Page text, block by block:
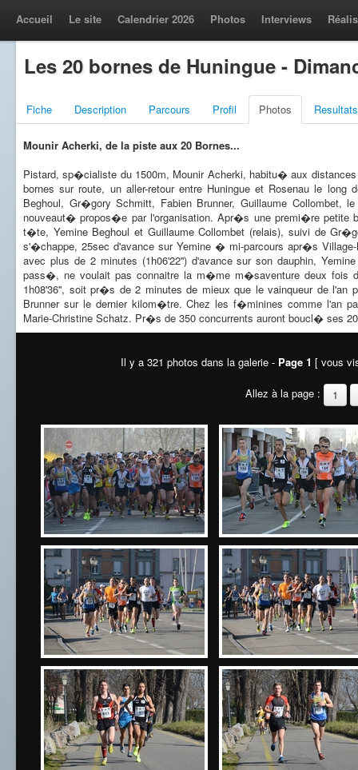
Accueil Le site Calendrier 2026 Photos Interviews
Les 20 bornes de Huningue -
Fiche Description Parcours Profil Photos Resultats
Mounir Acherki, de la piste aux 20 Bornes...
Pistard, sp�cialiste du 1500m, Mounir Acherki, habitu� aux
bornes sur route, un aller-retour entre Huningue et Rosenau le
Beghoul, Gr�gory Schmitt, Fabien Brunner, Guillaume
nouveaut� propos�e par l'organisation. Apr�s une premi�re petite
t�te, Yemine Beghoul et Guillaume Collombet (relais), suivi de
s'�chappe, 25sec d'avance sur Yemine � mi-parcours apr�s
avec plus de 2 minutes (1h06'22'') d'avance sur son dauphin,
pass�, ne voulait pas connaitre la m�me m�saventure deux fois
1h08'36'', soit pr�s de 2 minutes de mieux que le vainqueur de
Brunner sur le dernier kilom�tre. Chez les f�minines comme l'an
Marie-Christine Schatz. Pr�s de 350 concurrents auront boucl� ses
Il y a 321 photos dans la galerie - Page 1 [ vous
Allez à la page : 1